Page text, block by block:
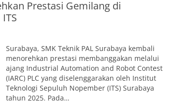
Prestasi Gemilang di
Surabaya, SMK Teknik PAL Surabaya kembali
menorehkan prestasi membanggakan melalui
ajang Industrial Automation and Robot Contest
(IARC) PLC yang diselenggarakan oleh Institut
Teknologi Sepuluh Nopember (ITS) Surabaya
tahun 2025. Pada…